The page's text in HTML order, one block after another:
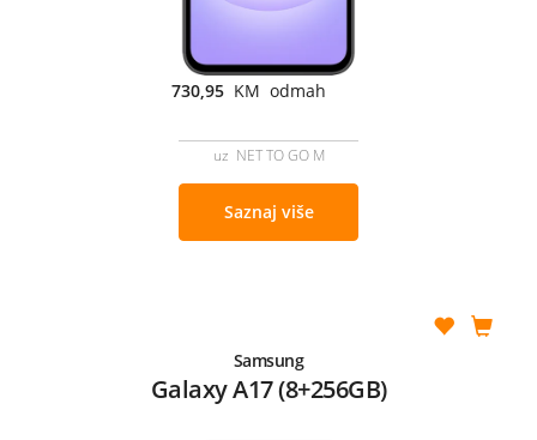
730,95 KM odmah
uz NET TO GO M
Saznaj više
Samsung
Galaxy A17 (8+256GB)